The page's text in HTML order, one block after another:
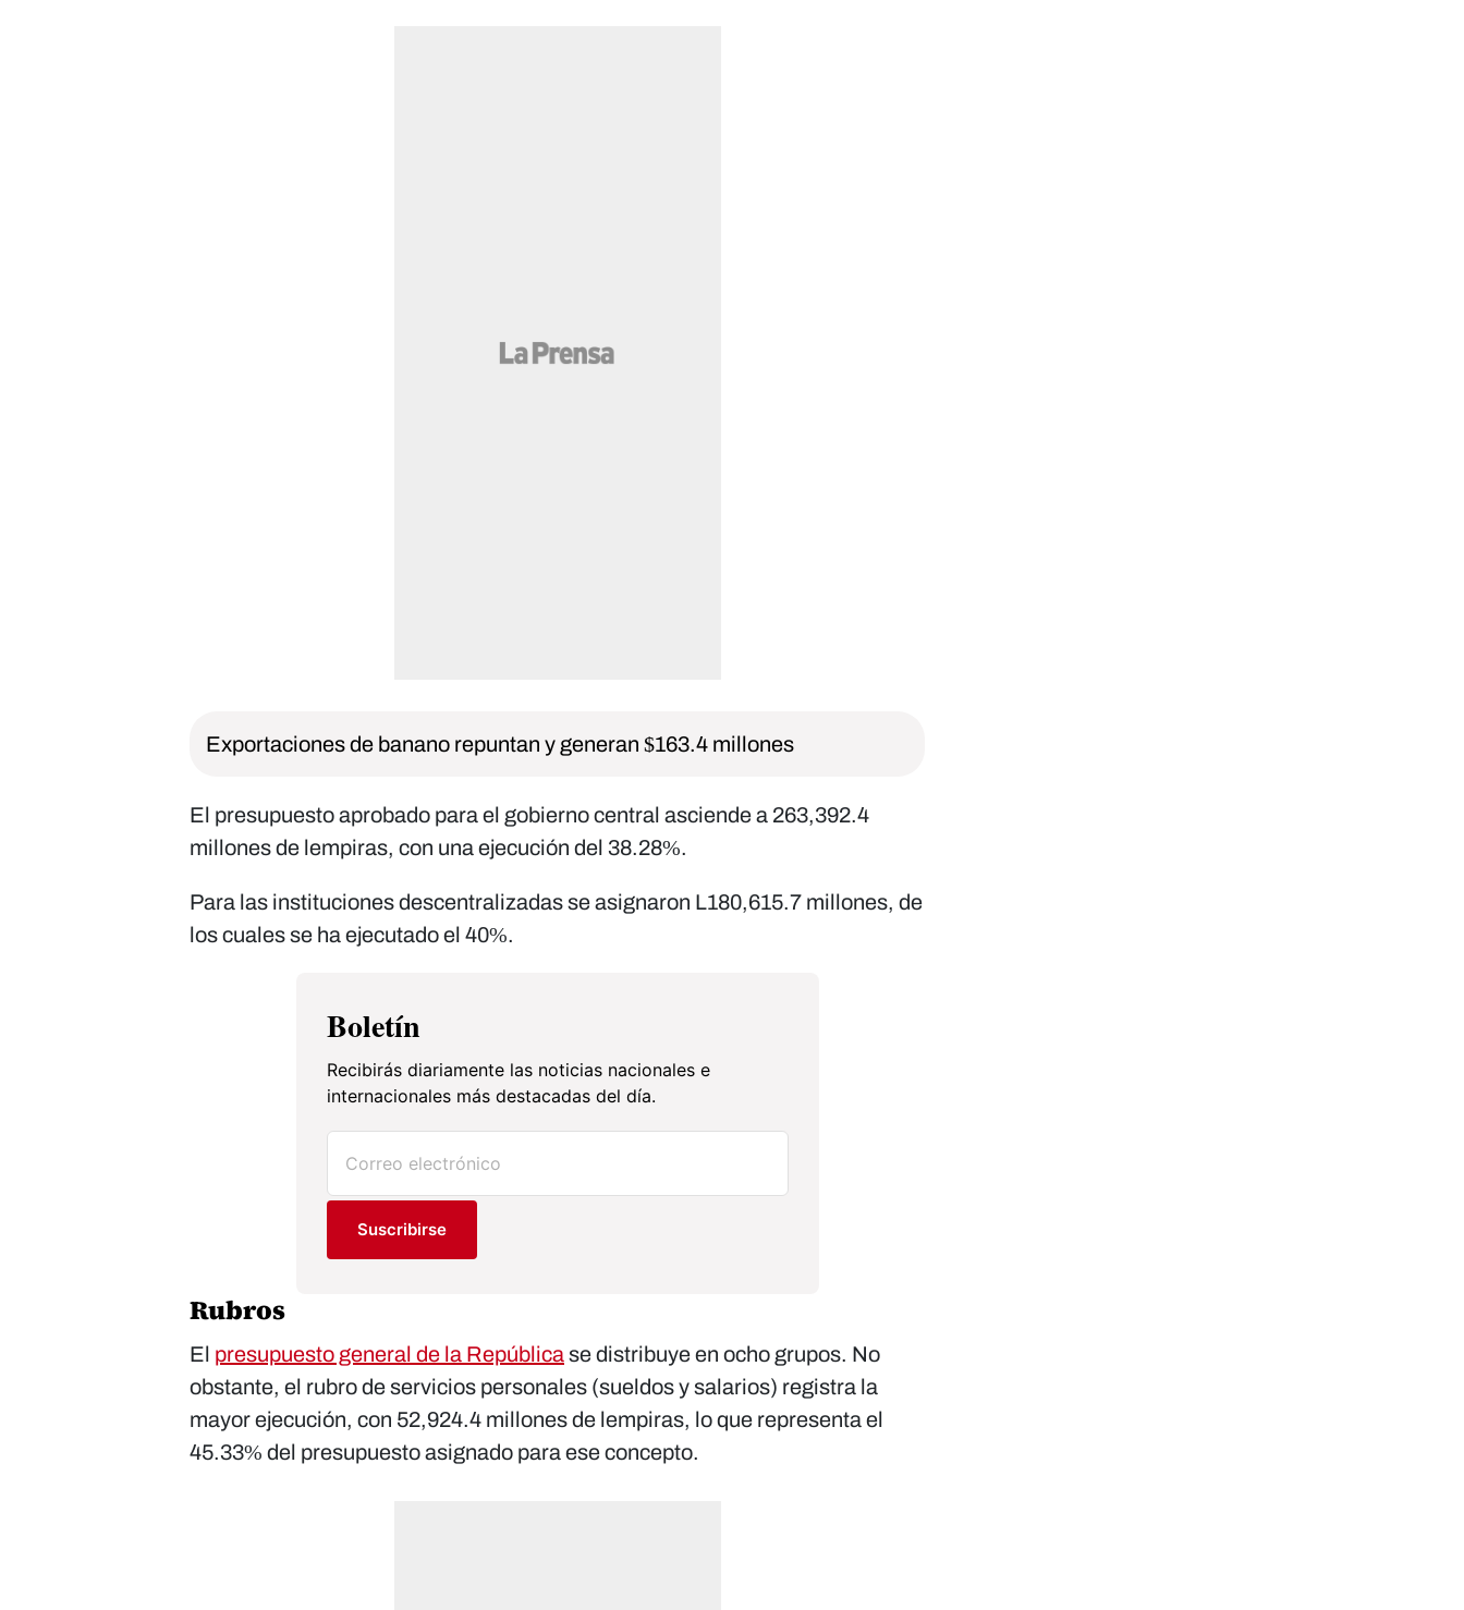
Exportaciones de banano repuntan y generan $163.4 millones
El presupuesto aprobado para el gobierno central asciende a 263,392.4
millones de lempiras, con una ejecución del 38.28%.
Para las instituciones descentralizadas se asignaron L180,615.7 millones, de
los cuales se ha ejecutado el 40%.
Boletín
Recibirás diariamente las noticias nacionales e
internacionales más destacadas del día.
Suscribirse
Rubros
El presupuesto general de la Repúblicase distribuye en ocho grupos. No
obstante, el rubro de servicios personales (sueldos y salarios) registra la
mayor ejecución, con 52,924.4 millones de lempiras, lo que representa el
45.33% del presupuesto asignado para ese concepto.